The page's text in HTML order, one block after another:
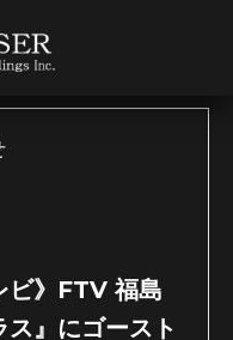
ビ》FTV 福島
』にゴースト